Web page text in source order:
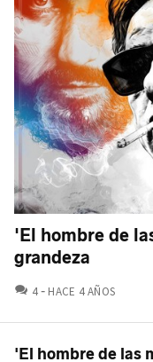
'El hombre de
grandeza
4 COMENTARIOS
HACE 4 AÑOS
'El hombre de las